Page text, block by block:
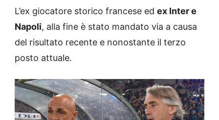
L’ex giocatore storico francese ed ex Inter e
Napoli, alla fine è stato mandato via a causa
del risultato recente e nonostante il terzo
posto attuale.